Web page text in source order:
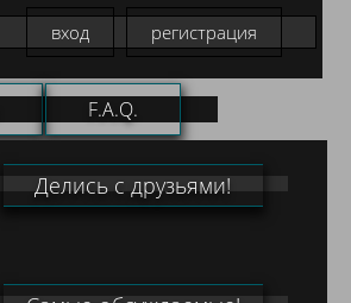
вход регистрация
F.A.Q.
Делись с друзьями!